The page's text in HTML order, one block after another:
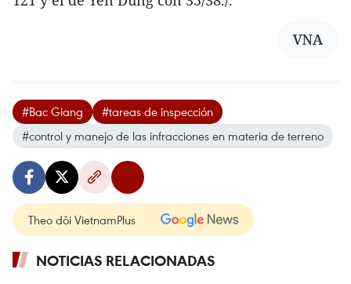
VNA
#Bac Giang
#tareas de inspección
#control y manejo de las infracciones en materia de terreno
Theo dõi VietnamPlus
NOTICIAS RELACIONADAS